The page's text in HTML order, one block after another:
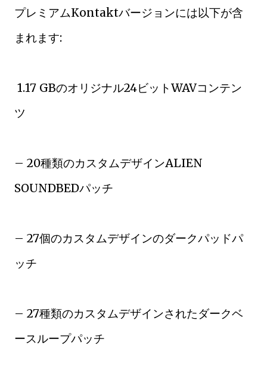
プレミアムKontaktバージョンには以下が含
まれます:
1.17 GBのオリジナル24ビットWAVコンテン
ツ
– 20種類のカスタムデザインALIEN
SOUNDBEDパッチ
– 27個のカスタムデザインのダークパッドパ
ッチ
– 27種類のカスタムデザインされたダークベ
ースループパッチ